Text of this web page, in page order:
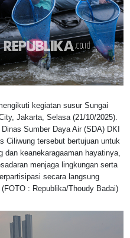
kegiatan susur Sungai
Jakarta, Selasa (21/10/2025).
Sumber Daya Air (SDA) DKI
Ciliwung tersebut bertujuan untuk
dan keanekaragaaman hayatinya,
menjaga lingkungan serta
secara langsung
: Republika/Thoudy Badai)